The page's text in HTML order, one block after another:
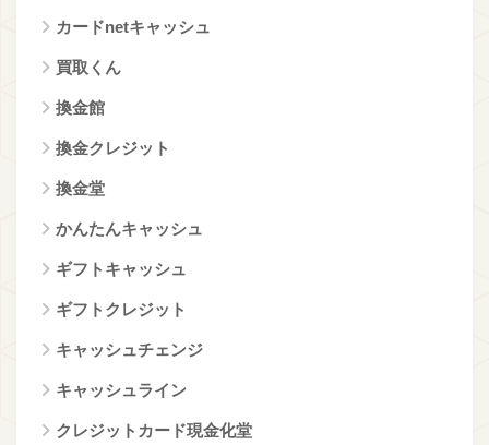
カードnetキャッシュ
買取くん
換金館
換金クレジット
換金堂
かんたんキャッシュ
ギフトキャッシュ
ギフトクレジット
キャッシュチェンジ
キャッシュライン
クレジットカード現金化堂